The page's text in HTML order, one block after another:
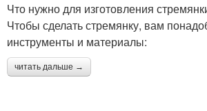
Что нужно для изготовления
Чтобы сделать стремянку, вам
инструменты и материалы:
читать дальше →